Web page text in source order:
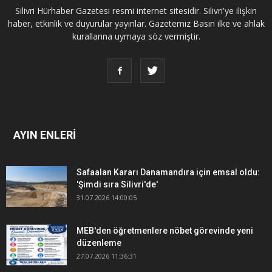
Silivri Hürhaber Gazetesi resmi internet sitesidir. Silivri'ye ilişkin
haber, etkinlik ve duyurular yayınlar. Gazetemiz Basın ilke ve ahlak
kurallarına uymaya söz vermiştir.
AYIN ENLERİ
Safaalan Kararı Danamandıra için emsal oldu:
'Şimdi sıra Silivri'de'
31.07.2026 14:00:05
MEB'den öğretmenlere nöbet görevinde yeni
düzenleme
27.07.2026 11:36:31